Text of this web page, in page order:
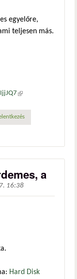
egyelőre,
teljesen más.
(külső
a
16:38
Hard Disk